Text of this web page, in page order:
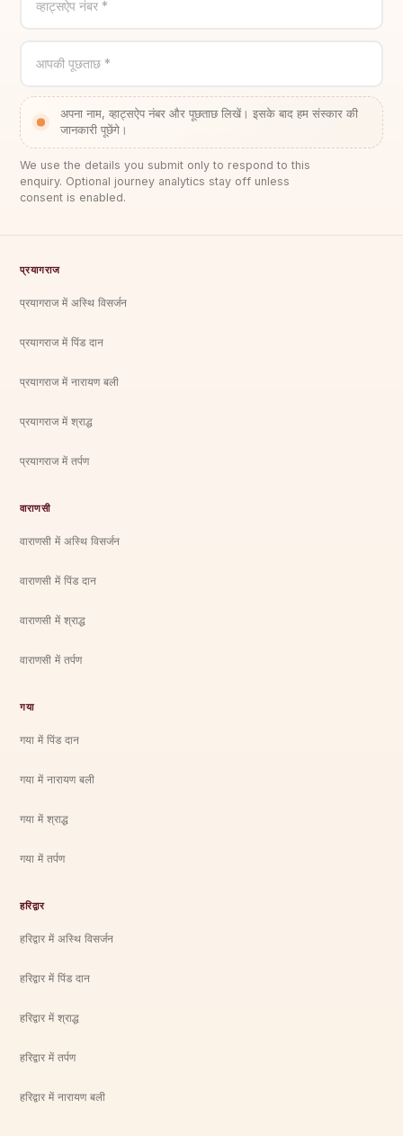
व्हाट्सऐप नंबर *
आपकी पूछताछ *
अपना नाम, व्हाट्सऐप नंबर और पूछताछ लिखें। इसके बाद हम संस्कार की
जानकारी पूछेंगे।
We use the details you submit only to respond to this
enquiry. Optional journey analytics stay off unless
consent is enabled.
प्रयागराज
प्रयागराज में अस्थि विसर्जन
प्रयागराज में पिंड दान
प्रयागराज में नारायण बली
प्रयागराज में श्राद्ध
प्रयागराज में तर्पण
वाराणसी
वाराणसी में अस्थि विसर्जन
वाराणसी में पिंड दान
वाराणसी में श्राद्ध
वाराणसी में तर्पण
गया
गया में पिंड दान
गया में नारायण बली
गया में श्राद्ध
गया में तर्पण
हरिद्वार
हरिद्वार में अस्थि विसर्जन
हरिद्वार में पिंड दान
हरिद्वार में श्राद्ध
हरिद्वार में तर्पण
हरिद्वार में नारायण बली